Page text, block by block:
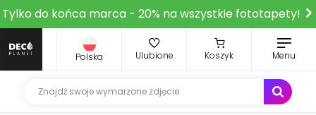
Tylko do końca marca - 20% na wszystkie fototapety!
Polska Ulubione Koszyk Menu